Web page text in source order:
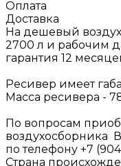
Оплата
Доставка
На дешевый
2700 л и рабочим
гарантия 12
Ресивер имеет
Масса ресивера -
По вопросам
воздухосборника
по телефону +7
Страна